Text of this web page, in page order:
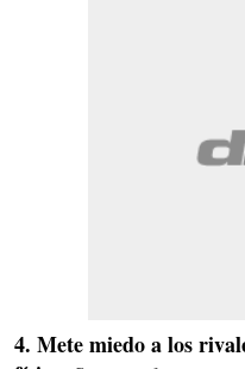
4. Mete miedo a los